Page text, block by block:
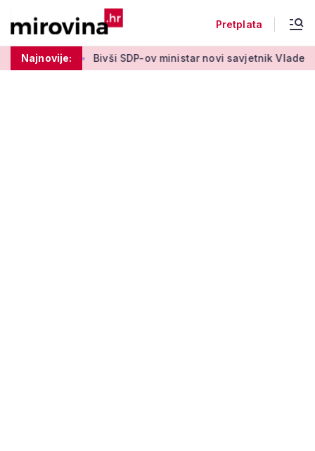
Pretplata
Najnovije:
tjedan' Bivši SDP-ov ministar novi savjetnik Vlade